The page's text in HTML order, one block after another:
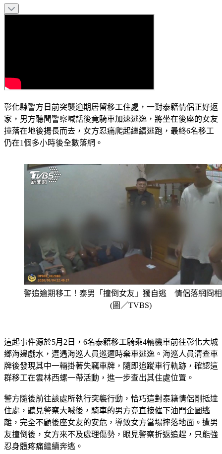
彰化縣警方日前突襲逾期居留移工住處，一對泰籍情侶正好返
家，男方聽聞警察喊話後竟騎車加速逃逸，將坐在後座的女友
撞落在地後揚長而去，女方忍痛爬起繼續逃跑，最終6名移工
警追逾期移工！泰男「撞倒女友」獨自逃 情侶落網冏
這起事件源於5月2日，6名泰籍移工騎乘4輛機車前往彰化大城
鄉海邊戲水，遭遇海巡人員巡邏時棄車逃逸。海巡人員清查車
牌後發現其中一輛掛著失竊車牌，隨即追蹤車行軌跡，確認這
警方隨後前往該處所執行突襲行動，恰巧這對泰籍情侶剛抵達
住處，聽見警察大喊後，騎車的男方竟直接催下油門企圖逃
離，完全不顧後座女友的安危，導致女方當場摔落地面。遭男
友撞倒後，女方來不及處理傷勢，眼見警察折返追趕，只能強